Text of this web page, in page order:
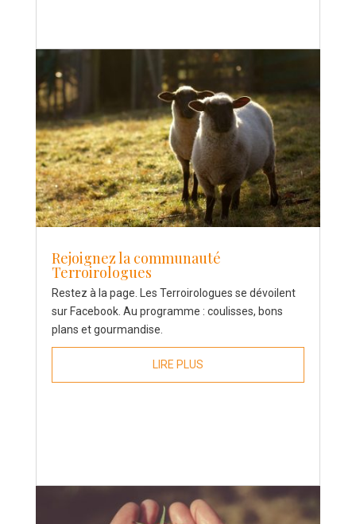
Rejoignez la communauté
Terroirologues
Restez à la page. Les Terroirologues se dévoilent
sur Facebook. Au programme : coulisses, bons
plans et gourmandise.
LIRE PLUS